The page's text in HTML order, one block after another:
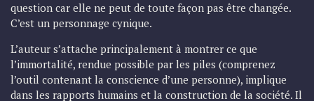
question car elle ne peut de toute façon pas être changée.
C’est un personnage cynique.
L’auteur s’attache principalement à montrer ce que
l’immortalité, rendue possible par les piles (comprenez
l’outil contenant la conscience d’une personne), implique
dans les rapports humains et la construction de la société. Il